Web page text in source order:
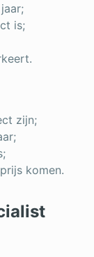
is;
zijn;
komen.